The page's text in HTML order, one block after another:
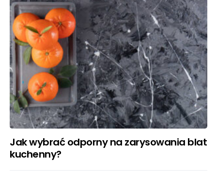
Jak wybrać odporny na zarysowania blat
kuchenny?